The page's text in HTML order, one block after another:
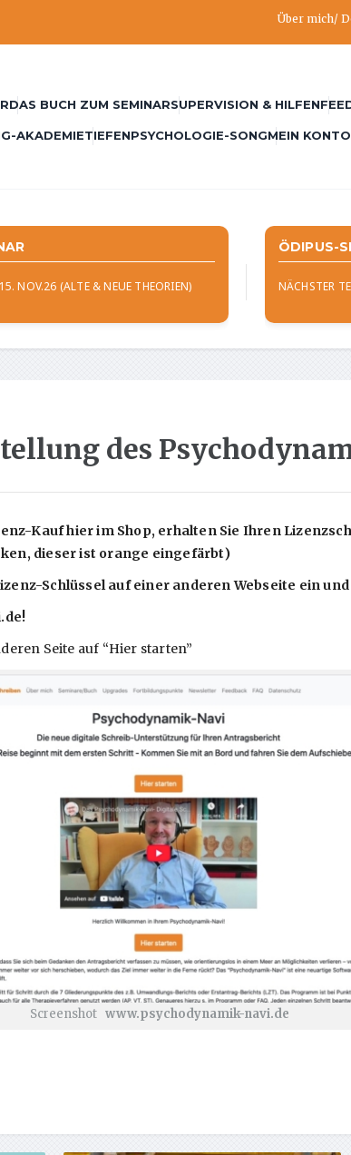
Über mich/
DAS BUCH ZUM SEMINARSUPERVISION & HILFEN
AKADEMIETIEFENPSYCHOLOGIE-SONGMEIN KONTO
NOV.26 (ALTE & NEUE THEORIEN)
ÖDIPUS-
NÄCHSTER
des
Kauf hier im Shop, erhalten Sie Ihren
dieser ist orange eingefärbt)
Schlüssel auf einer anderen Webseite ein
Seite auf “Hier starten”
Screenshot www.psychodynamik-navi.de